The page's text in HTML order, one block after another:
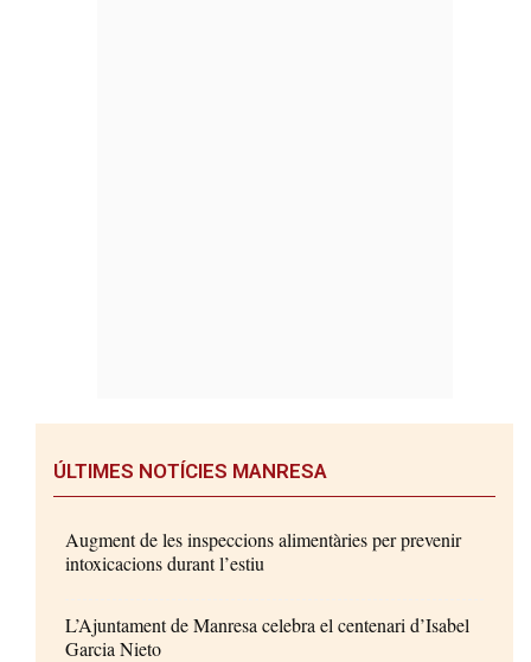
ÚLTIMES NOTÍCIES MANRESA
Augment de les inspeccions alimentàries per prevenir
intoxicacions durant l’estiu
L’Ajuntament de Manresa celebra el centenari d’Isabel
Garcia Nieto